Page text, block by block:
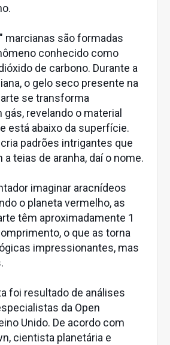
marcianas são formadas
conhecido como
de carbono. Durante a
o gelo seco presente na
se transforma
revelando o material
está abaixo da superfície.
padrões intrigantes que
teias de aranha, daí o nome.
imaginar aracnídeos
o planeta vermelho, as
têm aproximadamente 1
o que as torna
impressionantes, mas
foi resultado de análises
da Open
Unido. De acordo com
cientista planetária e